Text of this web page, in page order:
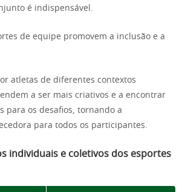
é indispensável.
de equipe promovem a inclusão e a
atletas de diferentes contextos
a ser mais criativos e a encontrar
para os desafios, tornando a
para todos os participantes.
individuais e coletivos dos esportes